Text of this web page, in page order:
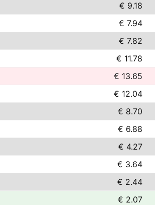
€ 9.18
€ 7.94
€ 7.82
€ 11.78
€ 13.65
€ 12.04
€ 8.70
€ 6.88
€ 4.27
€ 3.64
€ 2.44
€ 2.07